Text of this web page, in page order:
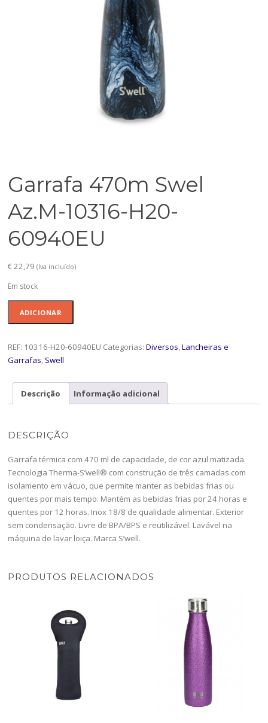
Garrafa 470m Swel
Az.M-10316-H20-
60940EU
€22,79 (Iva incluído)
Em stock
470m
Swel
10316-
H20-
ADICIONAR
REF: 10316-H20-60940EU Categorias:Diversos,Lancheiras e
Garrafas, Swell
Descrição Informação adicional
DESCRIÇÃO
Garrafa térmica com 470 ml de capacidade, de cor azul matizada.
Tecnologia Therma-S’well® com construção de três camadas com
isolamento em vácuo, que permite manter as bebidas frias ou
quentes por mais tempo. Mantém as bebidas frias por 24 horas e
quentes por 12 horas. Inox 18/8 de qualidade alimentar. Exterior
sem condensação. Livre de BPA/BPS e reutilizável. Lavável na
máquina de lavar loiça. Marca S’well.
PRODUTOS RELACIONADOS